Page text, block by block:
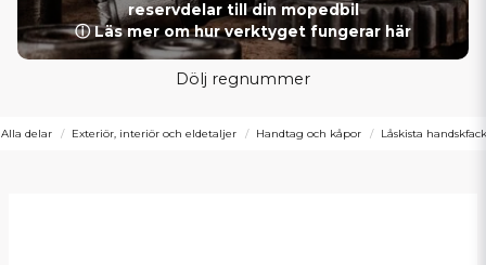
reservdelar till din mopedbil
ⓘ Läs mer om hur verktyget fungerar här
Dölj regnummer
Alla delar Exteriör, interiör och eldetaljer Handtag och kåpor Låskista